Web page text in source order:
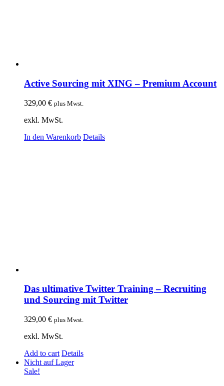
Active Sourcing mit XING – Premium Account
329,00 € plus Mwst.
exkl. MwSt.
In den Warenkorb Details
Das ultimative Twitter Training – Recruiting
und Sourcing mit Twitter
329,00 € plus Mwst.
exkl. MwSt.
Add to cart Details
Nicht auf Lager
Sale!